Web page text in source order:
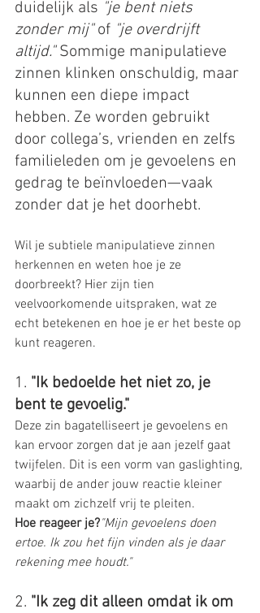
duidelijk als "je bent niets
zonder mij" of "je overdrijft
altijd." Sommige manipulatieve
zinnen klinken onschuldig, maar
kunnen een diepe impact
hebben. Ze worden gebruikt
door collega’s, vrienden en zelfs
familieleden om je gevoelens en
gedrag te beïnvloeden—vaak
zonder dat je het doorhebt.
Wil je subtiele manipulatieve zinnen
herkennen en weten hoe je ze
doorbreekt? Hier zijn tien
veelvoorkomende uitspraken, wat ze
echt betekenen en hoe je er het beste op
kunt reageren.
1. "Ik bedoelde het niet zo, je
bent te gevoelig."
Deze zin bagatelliseert je gevoelens en
kan ervoor zorgen dat je aan jezelf gaat
twijfelen. Dit is een vorm van gaslighting,
waarbij de ander jouw reactie kleiner
maakt om zichzelf vrij te pleiten.
Hoe reageer je?"Mijn gevoelens doen
ertoe. Ik zou het fijn vinden als je daar
rekening mee houdt."
2. "Ik zeg dit alleen omdat ik om